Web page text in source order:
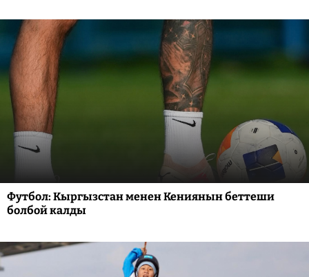
Футбол: Кыргызстан менен Кениянын беттеши
болбой калды